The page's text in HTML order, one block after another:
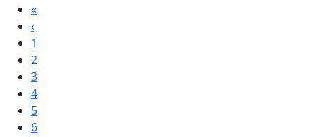
«
‹
1
2
3
4
5
6